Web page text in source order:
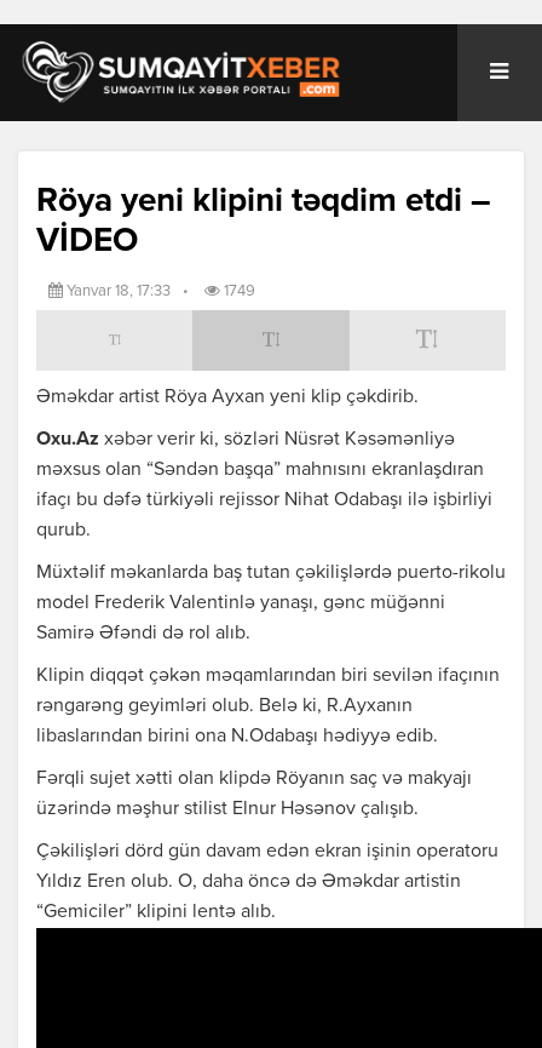
Röya yeni klipini təqdim etdi –
VİDEO
Yanvar 18, 17:33 • 1749
Əməkdar artist Röya Ayxan yeni klip çəkdirib.
Oxu.Az xəbər verir ki, sözləri Nüsrət Kəsəmənliyə
məxsus olan “Səndən başqa” mahnısını ekranlaşdıran
ifaçı bu dəfə türkiyəli rejissor Nihat Odabaşı ilə işbirliyi
qurub.
Müxtəlif məkanlarda baş tutan çəkilişlərdə puerto-rikolu
model Frederik Valentinlə yanaşı, gənc müğənni
Samirə Əfəndi də rol alıb.
Klipin diqqət çəkən məqamlarından biri sevilən ifaçının
rəngarəng geyimləri olub. Belə ki, R.Ayxanın
libaslarından birini ona N.Odabaşı hədiyyə edib.
Fərqli sujet xətti olan klipdə Röyanın saç və makyajı
üzərində məşhur stilist Elnur Həsənov çalışıb.
Çəkilişləri dörd gün davam edən ekran işinin operatoru
Yıldız Eren olub. O, daha öncə də Əməkdar artistin
“Gemiciler” klipini lentə alıb.